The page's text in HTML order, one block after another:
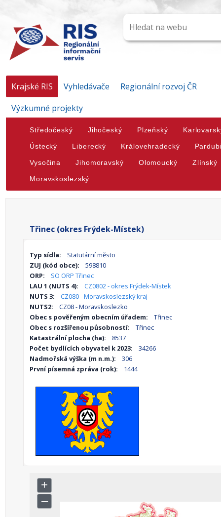
Krajské RIS Vyhledávače
Regionální rozvoj ČR
Výzkumné projekty
Středočeský Jihočeský Plzeňský
Ústecký Liberecký Královehradecký
Vysočina Jihomoravský Olomoucký Zlínský
Moravskoslezský
Třinec (okres Frýdek-Místek)
Typ sídla:
Statutární město
ZUJ (kód obce):
598810
ORP:
SO ORP Třinec
LAU 1 (NUTS 4):
CZ0802 - okres Frýdek-Místek
NUTS 3:
CZ080 - Moravskoslezský kraj
NUTS2:
CZ08 - Moravskoslezko
Obec s pověřeným obecním úřadem:
Třinec
Obec s rozšířenou působností:
Třinec
Katastrální plocha (ha):
8537
Počet bydlících obyvatel k 2023:
34266
Nadmořská výška (m n.m.):
306
První písemná zpráva (rok):
1444